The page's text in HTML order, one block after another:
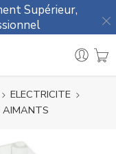
Supérieur,
ELECTRICITE
AIMANTS